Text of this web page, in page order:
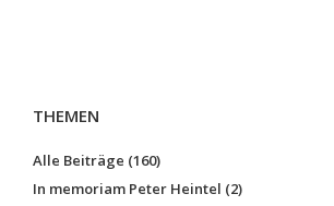
THEMEN
Alle Beiträge (160)
In memoriam Peter Heintel (2)